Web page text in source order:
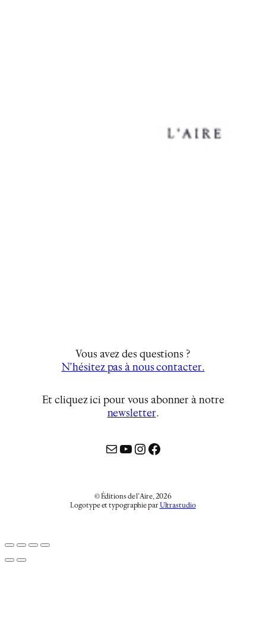
Vous avez des questions ?
N’hésitez pas à nous contacter.
Et cliquez ici pour vous abonner à notre
newsletter…
MailYouTube
Instagram
Facebook
© Éditions de l’Aire, 2026
Logotype et typographie par Ultrastudio